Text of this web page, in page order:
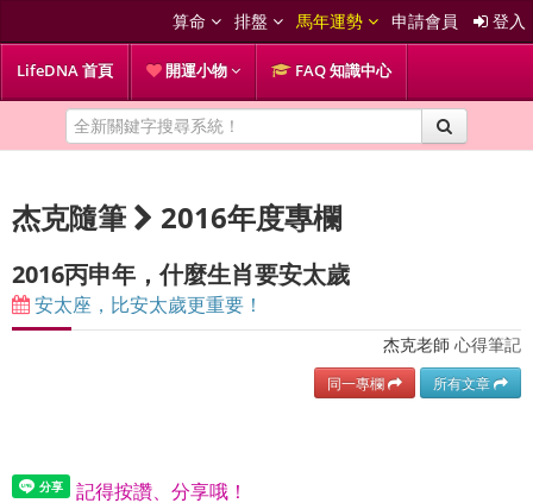
算命 排盤 馬年運勢 申請會員 登入
LifeDNA 首頁 開運小物 FAQ 知識中心
杰克隨筆 2016年度專欄
2016丙申年，什麼生肖要安太歲
安太座，比安太歲更重要！
杰克老師 心得筆記
同一專欄 所有文章
記得按讚、分享哦！